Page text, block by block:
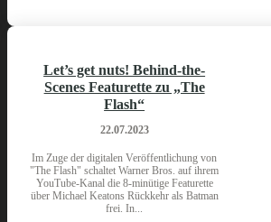
Let’s get nuts! Behind-the-
Scenes Featurette zu „The
Flash“
22.07.2023
Im Zuge der digitalen Veröffentlichung von
"The Flash" schaltet Warner Bros. auf ihrem
YouTube-Kanal die 8-minütige Featurette
über Michael Keatons Rückkehr als Batman
frei. In...